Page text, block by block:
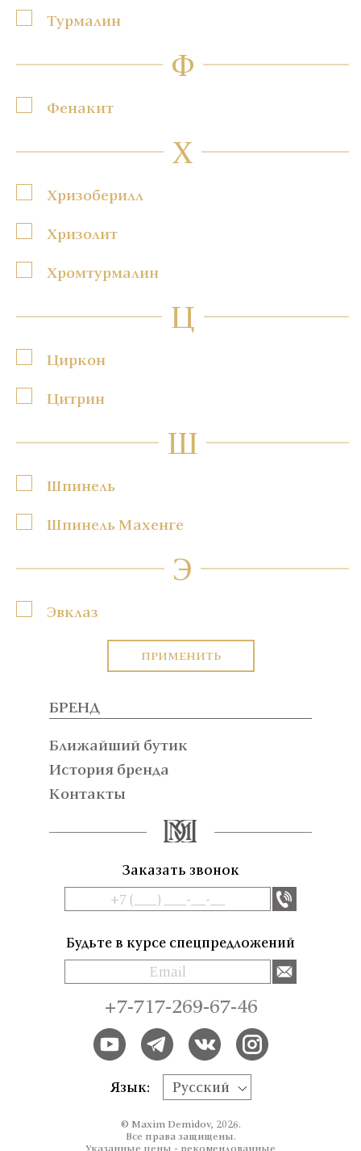
Турмалин
Ф
Фенакит
Х
Хризоберилл
Хризолит
Хромтурмалин
Ц
Циркон
Цитрин
Ш
Шпинель
Шпинель Махенге
Э
Эвклаз
ПРИМЕНИТЬ
БРЕНД
Ближайший бутик
История бренда
Контакты
Заказать звонок
Будьте в курсе спецпредложений
+7-717-269-67-46
Язык: Русский
© Maxim Demidov, 2026.
Все права защищены.
Указанные цены - рекомендованные